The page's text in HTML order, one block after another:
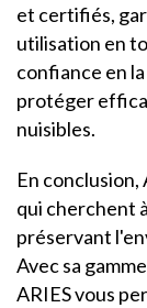
et certifiés,
utilisation en
confiance en
protéger
nuisibles.
En conclusion,
qui cherchent
préservant
Avec sa
ARIES vous